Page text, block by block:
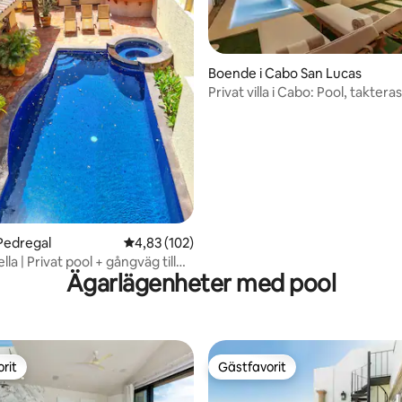
betyg, 151 omdömen
4,83 av 5 i genomsnittligt betyg, 102
4,83 (102)
| Privat pool + gångväg till
Boende i Cabo San Lucas
Privat villa i Cabo: Pool,
Ägarlägenheter med pool
Gästfavorit
Gästfavorit